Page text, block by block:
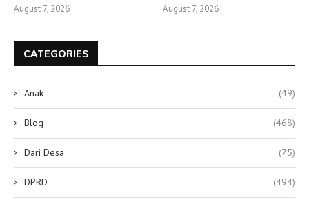
August 7, 2026 August 7, 2026
CATEGORIES
Anak (49)
Blog (468)
Dari Desa (75)
DPRD (494)